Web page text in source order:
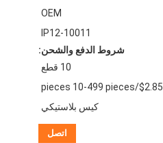
OEM
IP12-10011
شروط الدفع والشحن:
10 قطع
$2.85/pieces 10-499 pieces
كيس بلاستيكي
اتصل